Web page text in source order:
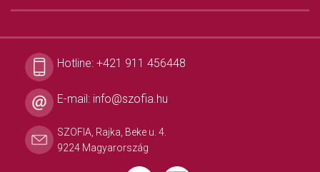
Hotline: +421 911 456448
E-mail: info@szofia.hu
SZOFIA, Rajka, Beke u. 4.
9224 Magyarország